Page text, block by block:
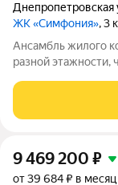
Днепропетровская
ЖК «Симфония», 3
Ансамбль жилого
разной этажности,
времени и
отделкой.
9 469 200 ₽
от 39 684 ₽ в месяц